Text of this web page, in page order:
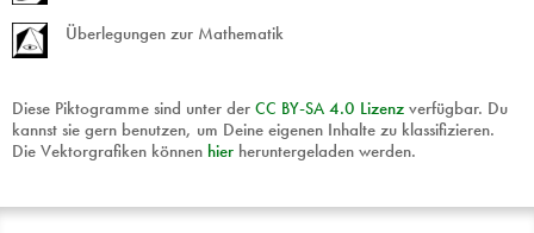
Überlegungen zur Mathematik
Diese Piktogramme sind unter der CC BY-SA 4.0 Lizenz verfügbar. Du
kannst sie gern benutzen, um Deine eigenen Inhalte zu klassifizieren.
Die Vektorgrafiken können hier heruntergeladen werden.